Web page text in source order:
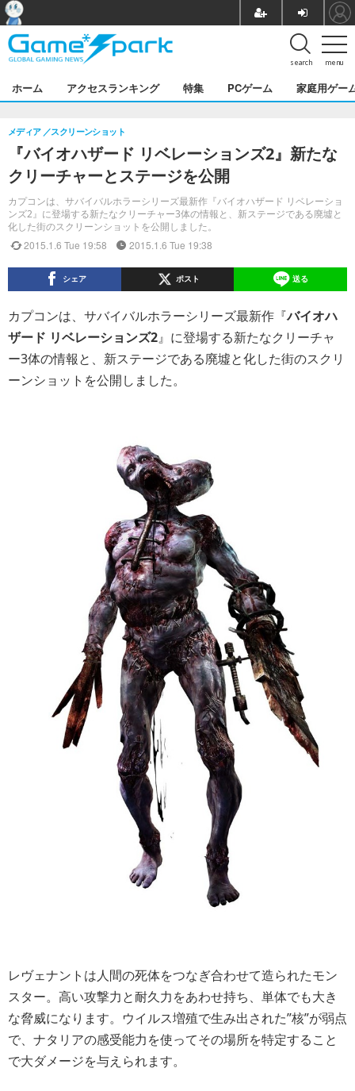
menu
search
ホーム アクセスランキング 特集 PCゲーム 家庭用ゲー
『バイオハザード リベレーションズ2』新たな
クリーチャーとステージを公開
カプコンは、サバイバルホラーシリーズ最新作『バイオハザード リベレーショ
ンズ2』に登場する新たなクリーチャー3体の情報と、新ステージである廃墟と
化した街のスクリーンショットを公開しました。
メディア スクリーンショット
2015.1.6 Tue 19:58 2015.1.6 Tue 19:38
シェア ポスト 送る
カプコンは、サバイバルホラーシリーズ最新作『バイオハ
ザード リベレーションズ2』に登場する新たなクリーチャ
ー3体の情報と、新ステージである廃墟と化した街のスクリ
ーンショットを公開しました。
レヴェナントは人間の死体をつなぎ合わせて造られたモン
スター。高い攻撃力と耐久力をあわせ持ち、単体でも大き
な脅威になります。ウイルス増殖で生み出された”核”が弱点
で、ナタリアの感受能力を使ってその場所を特定すること
で大ダメージを与えられます。